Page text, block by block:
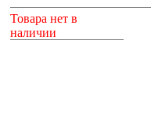
Товара нет в
наличии